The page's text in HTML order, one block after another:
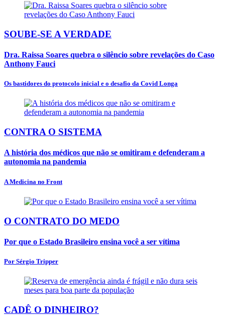
SOUBE-SE A VERDADE
Dra. Raissa Soares quebra o silêncio sobre revelações do Caso
Anthony Fauci
Os bastidores do protocolo inicial e o desafio da Covid Longa
CONTRA O SISTEMA
A história dos médicos que não se omitiram e defenderam a
autonomia na pandemia
A Medicina no Front
O CONTRATO DO MEDO
Por que o Estado Brasileiro ensina você a ser vítima
Por Sérgio Tripper
CADÊ O DINHEIRO?